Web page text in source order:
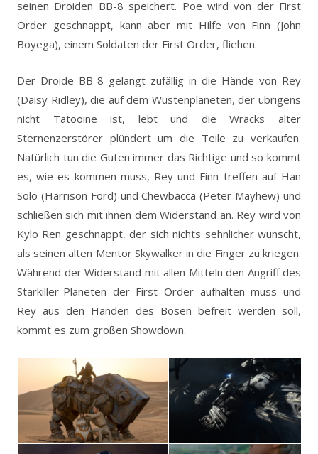
seinen Droiden BB-8 speichert. Poe wird von der First
Order geschnappt, kann aber mit Hilfe von Finn (John
Boyega), einem Soldaten der First Order, fliehen.
Der Droide BB-8 gelangt zufällig in die Hände von Rey
(Daisy Ridley), die auf dem Wüstenplaneten, der übrigens
nicht Tatooine ist, lebt und die Wracks alter
Sternenzerstörer plündert um die Teile zu verkaufen.
Natürlich tun die Guten immer das Richtige und so kommt
es, wie es kommen muss, Rey und Finn treffen auf Han
Solo (Harrison Ford) und Chewbacca (Peter Mayhew) und
schließen sich mit ihnen dem Widerstand an. Rey wird von
Kylo Ren geschnappt, der sich nichts sehnlicher wünscht,
als seinen alten Mentor Skywalker in die Finger zu kriegen.
Während der Widerstand mit allen Mitteln den Angriff des
Starkiller-Planeten der First Order aufhalten muss und
Rey aus den Händen des Bösen befreit werden soll,
kommt es zum großen Showdown.